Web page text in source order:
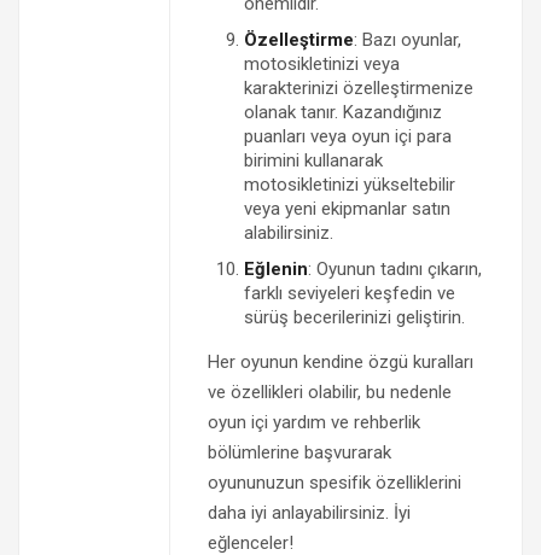
Özelleştirme: Bazı oyunlar,
motosikletinizi veya
karakterinizi özelleştirmenize
olanak tanır. Kazandığınız
puanları veya oyun içi para
birimini kullanarak
motosikletinizi yükseltebilir
veya yeni ekipmanlar satın
alabilirsiniz.
Eğlenin: Oyunun tadını çıkarın,
farklı seviyeleri keşfedin ve
sürüş becerilerinizi geliştirin.
Her oyunun kendine özgü kuralları
ve özellikleri olabilir, bu nedenle
oyun içi yardım ve rehberlik
bölümlerine başvurarak
oyununuzun spesifik özelliklerini
daha iyi anlayabilirsiniz. İyi
eğlenceler!